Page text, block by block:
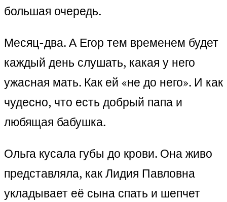
большая очередь.
Месяц-два. А Егор тем временем будет
каждый день слушать, какая у него
ужасная мать. Как ей «не до него». И как
чудесно, что есть добрый папа и
любящая бабушка.
Ольга кусала губы до крови. Она живо
представляла, как Лидия Павловна
укладывает её сына спать и шепчет